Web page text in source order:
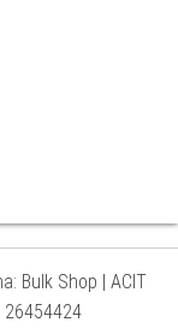
Bulk Shop
| ACIT
26454424